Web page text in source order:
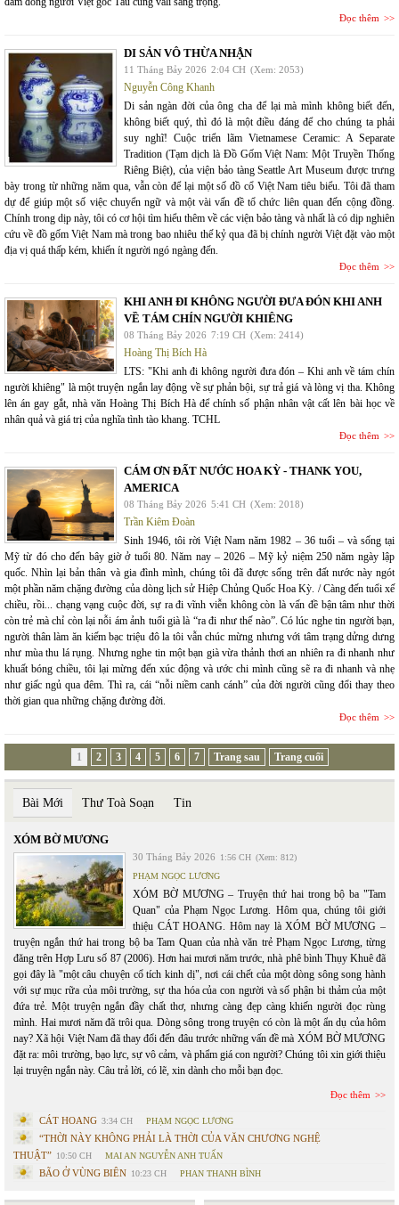
Đọc thêm
DI SẢN VÔ THỪA NHẬN
11 Tháng Bảy 2026 2:04 CH (Xem: 2053)
Nguyễn Công Khanh
Di sản ngàn đời của ông cha để lại mà mình không biết đến,
không biết quý, thì đó là một điều đáng để cho chúng ta phải
suy nghĩ! Cuộc triển lãm Vietnamese Ceramic: A Separate
Tradition (Tạm dịch là Đồ Gốm Việt Nam: Một Truyền Thống
Riêng Biệt), của viện bảo tàng Seattle Art Museum được trưng
bày trong từ những năm qua, vẫn còn để lại một số đồ cổ Việt Nam tiêu biểu. Tôi đã tham
dự để giúp một số việc chuyển ngữ và một vài vấn đề tổ chức liên quan đến cộng đồng.
Chính trong dịp này, tôi có cơ hội tìm hiểu thêm về các viện bảo tàng và nhất là có dịp nghiên
cứu về đồ gốm Việt Nam mà trong bao nhiêu thế kỷ qua đã bị chính người Việt đặt vào một
địa vị quá thấp kém, khiến ít người ngó ngàng đến.
Đọc thêm
KHI ANH ĐI KHÔNG NGƯỜI ĐƯA ĐÓN KHI ANH
VỀ TÁM CHÍN NGƯỜI KHIÊNG
08 Tháng Bảy 2026 7:19 CH (Xem: 2414)
Hoàng Thị Bích Hà
LTS: "Khi anh đi không người đưa đón – Khi anh về tám chín
người khiêng" là một truyện ngắn lay động về sự phản bội, sự trả giá và lòng vị tha. Không
lên án gay gắt, nhà văn Hoàng Thị Bích Hà để chính số phận nhân vật cất lên bài học về
nhân quả và giá trị của nghĩa tình tào khang. TCHL
Đọc thêm
CÁM ƠN ĐẤT NƯỚC HOA KỲ - THANK YOU,
AMERICA
08 Tháng Bảy 2026 5:41 CH (Xem: 2018)
Trần Kiêm Đoàn
Sinh 1946, tôi rời Việt Nam năm 1982 – 36 tuổi – và sống tại
Mỹ từ đó cho đến bây giờ ở tuổi 80. Năm nay – 2026 – Mỹ kỷ niệm 250 năm ngày lập
quốc. Nhìn lại bản thân và gia đình mình, chúng tôi đã được sống trên đất nước này ngót
một phần năm chặng đường của dòng lịch sử Hiệp Chủng Quốc Hoa Kỳ. / Càng đến tuổi xế
chiều, rồi... chạng vạng cuộc đời, sự ra đi vĩnh viễn không còn là vấn đề bận tâm như thời
còn trẻ mà chỉ còn lại nỗi ám ảnh tuổi già là “ra đi như thế nào”. Có lúc nghe tin người bạn,
người thân làm ăn kiếm bạc triệu đô la tôi vẫn chúc mừng nhưng với tâm trạng dửng dưng
như mùa thu lá rụng. Nhưng nghe tin một bạn già vừa thảnh thơi an nhiên ra đi nhanh như
khuất bóng chiều, tôi lại mừng đến xúc động và ước chi mình cũng sẽ ra đi nhanh và nhẹ
như giấc ngủ qua đêm. Thì ra, cái “nỗi niềm canh cánh” của đời người cũng đổi thay theo
thời gian qua những chặng đường đời.
Đọc thêm
1 2 3 4 5 6 7 Trang sau Trang cuối
Bài Mới Thư Toà Soạn Tin
XÓM BỜ MƯƠNG
30 Tháng Bảy 2026 1:56 CH (Xem: 812)
PHẠM NGỌC LƯƠNG
XÓM BỜ MƯƠNG – Truyện thứ hai trong bộ ba "Tam
Quan" của Phạm Ngọc Lương. Hôm qua, chúng tôi giới
thiệu CÁT HOANG. Hôm nay là XÓM BỜ MƯƠNG –
truyện ngắn thứ hai trong bộ ba Tam Quan của nhà văn trẻ Phạm Ngọc Lương, từng
đăng trên Hợp Lưu số 87 (2006). Hơn hai mươi năm trước, nhà phê bình Thụy Khuê đã
gọi đây là "một câu chuyện cổ tích kinh dị", nơi cái chết của một dòng sông song hành
với sự mục rữa của môi trường, sự tha hóa của con người và số phận bi thảm của một
đứa trẻ. Một truyện ngắn đầy chất thơ, nhưng càng đẹp càng khiến người đọc rùng
mình. Hai mươi năm đã trôi qua. Dòng sông trong truyện có còn là một ẩn dụ của hôm
nay? Xã hội Việt Nam đã thay đổi đến đâu trước những vấn đề mà XÓM BỜ MƯƠNG
đặt ra: môi trường, bạo lực, sự vô cảm, và phẩm giá con người? Chúng tôi xin giới thiệu
lại truyện ngắn này. Câu trả lời, có lẽ, xin dành cho mỗi bạn đọc.
Đọc thêm
CÁT HOANG 3:34 CH PHẠM NGỌC LƯƠNG
“THỜI NÀY KHÔNG PHẢI LÀ THỜI CỦA VĂN CHƯƠNG NGHỆ
THUẬT” 10:50 CH MAI AN NGUYỄN ANH TUẤN
BÃO Ở VÙNG BIÊN 10:23 CH PHAN THANH BÌNH